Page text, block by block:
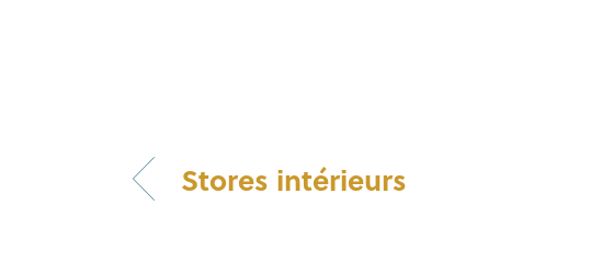
Stores intérieurs